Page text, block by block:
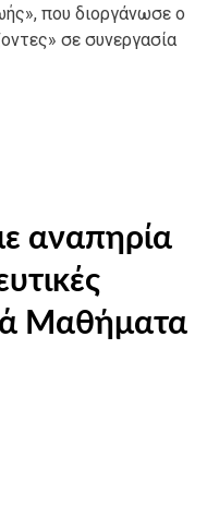
που διοργάνωσε ο
σε συνεργασία
αναπηρία
Μαθήματα